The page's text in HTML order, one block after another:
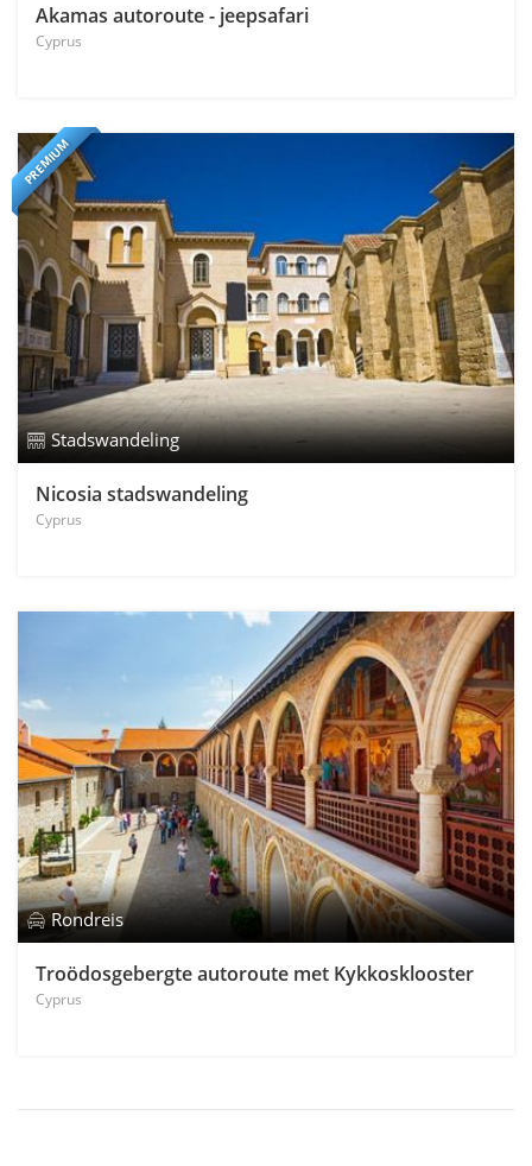
Akamas autoroute - jeepsafari
Cyprus
PREMIUM
Stadswandeling
Nicosia stadswandeling
Cyprus
Rondreis
Troödosgebergte autoroute met Kykkosklooster
Cyprus